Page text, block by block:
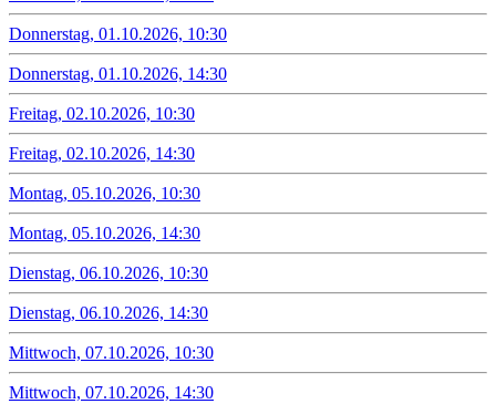
Donnerstag, 01.10.2026, 10:30
Donnerstag, 01.10.2026, 14:30
Freitag, 02.10.2026, 10:30
Freitag, 02.10.2026, 14:30
Montag, 05.10.2026, 10:30
Montag, 05.10.2026, 14:30
Dienstag, 06.10.2026, 10:30
Dienstag, 06.10.2026, 14:30
Mittwoch, 07.10.2026, 10:30
Mittwoch, 07.10.2026, 14:30